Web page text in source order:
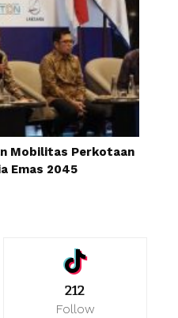
Mobilitas Perkotaan
Emas 2045
212
Follow